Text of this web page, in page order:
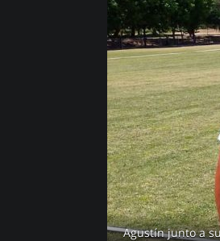
Agustín junto a